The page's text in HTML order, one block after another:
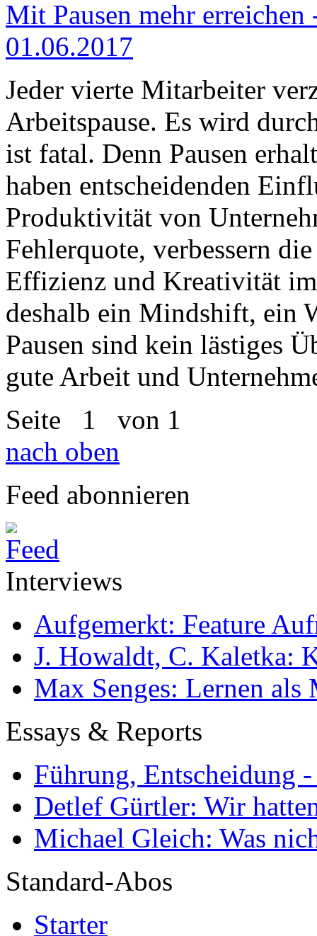
Mit Pausen mehr
01.06.2017
Jeder vierte Mitarbeiter
Arbeitspause. Es wird
ist fatal. Denn Pausen
haben entscheidenden
Produktivität von
Fehlerquote, verbessern
Effizienz und Kreativität
deshalb ein Mindshift, ein
Pausen sind kein lästiges
gute Arbeit und
Seite 1 von 1
nach oben
Feed abonnieren
Interviews
Aufgemerkt: Feature
J. Howaldt, C. Kaletka:
Max Senges: Lernen als
Essays & Reports
Führung, Entscheidung
Detlef Gürtler: Wir
Michael Gleich: Was
Standard-Abos
Starter